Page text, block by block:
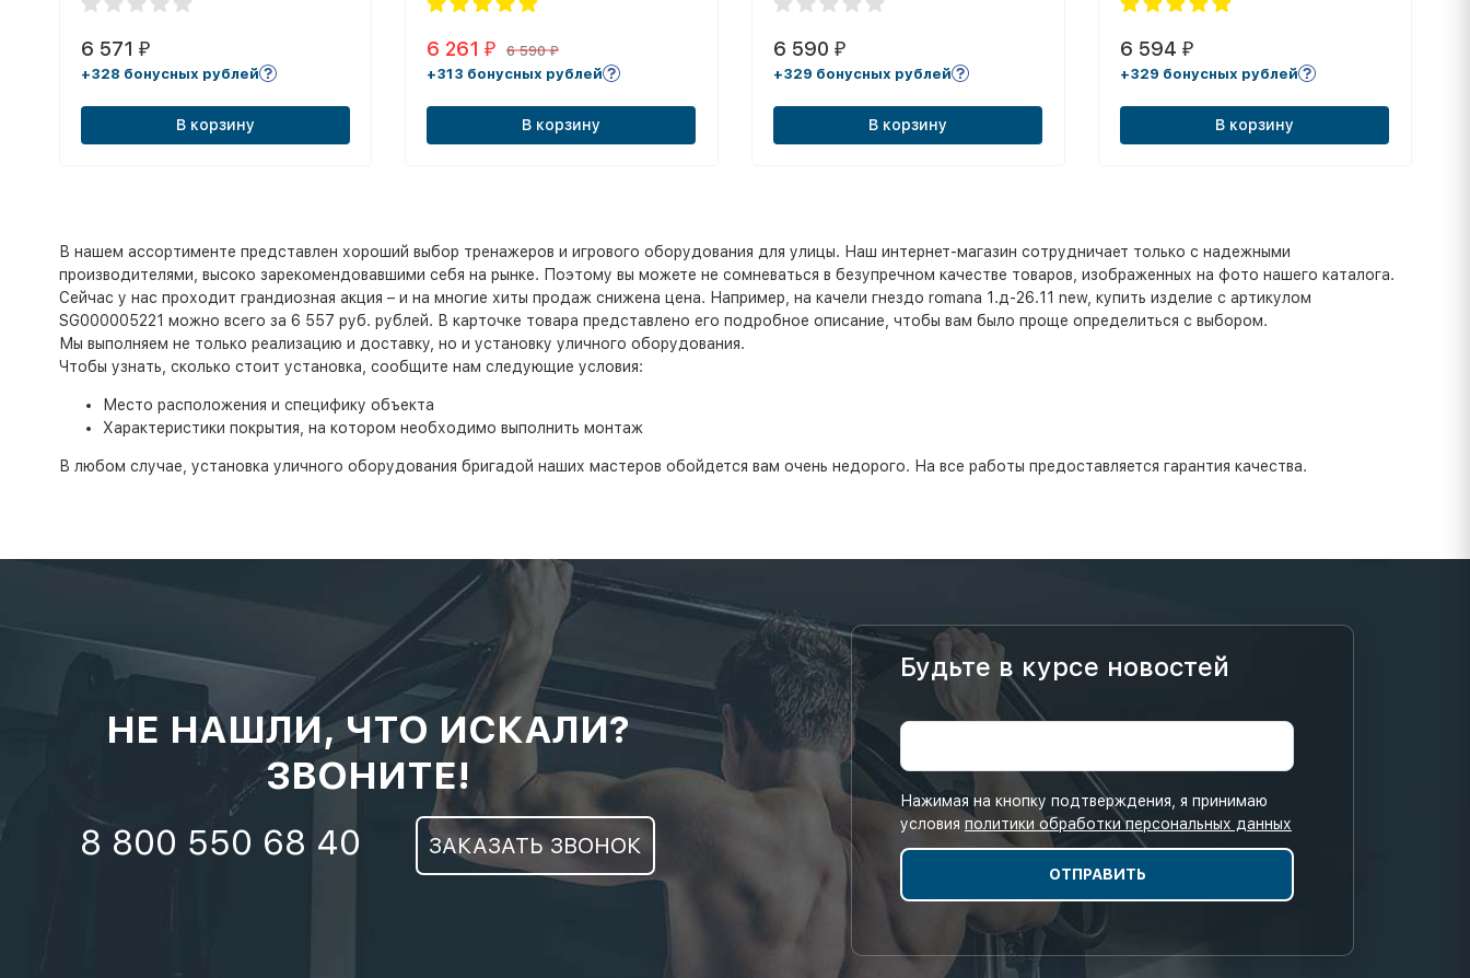
6 571 ₽
+328 бонусных рублей
В корзину
6 261₽ 6 590₽
+313 бонусных рублей
В корзину
6 590 ₽
+329 бонусных рублей
В корзину
6 594 ₽
+329 бонусных рублей
В корзину
В нашем ассортименте представлен хороший выбор тренажеров и игрового оборудования для улицы. Наш интернет-магазин сотрудничает только с надежными
производителями, высоко зарекомендовавшими себя на рынке. Поэтому вы можете не сомневаться в безупречном качестве товаров, изображенных на фото нашего каталога.
Сейчас у нас проходит грандиозная акция – и на многие хиты продаж снижена цена. Например, на качели гнездо romana 1.д-26.11 new, купить изделие с артикулом
SG000005221 можно всего за 6 557 руб. рублей. В карточке товара представлено его подробное описание, чтобы вам было проще определиться с выбором.
Мы выполняем не только реализацию и доставку, но и установку уличного оборудования.
Чтобы узнать, сколько стоит установка, сообщите нам следующие условия:
Место расположения и специфику объекта
Характеристики покрытия, на котором необходимо выполнить монтаж
В любом случае, установка уличного оборудования бригадой наших мастеров обойдется вам очень недорого. На все работы предоставляется гарантия качества.
НЕ НАШЛИ, ЧТО ИСКАЛИ?
ЗВОНИТЕ!
8 800 550 68 40 ЗАКАЗАТЬ ЗВОНОК
Будьте в курсе новостей
Нажимая на кнопку подтверждения, я принимаю
условия политики обработки персональных данных